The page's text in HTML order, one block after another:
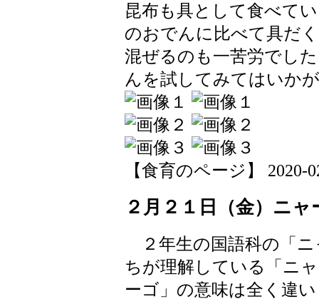
昆布も具として食べて
のおでんに比べて具だ
混ぜるのも一苦労でし
んを試してみてはいか
【食育のページ】 2020-
２月２１日（金）ニャ
２年生の国語科の「
ちが理解している「ニ
ーゴ」の意味は全く違